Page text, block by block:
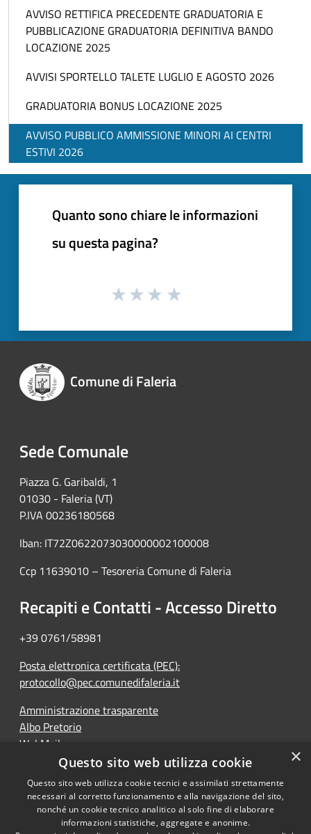
AVVISO RETTIFICA PRECEDENTE GRADUATORIA E
PUBBLICAZIONE GRADUATORIA DEFINITIVA BANDO
LOCAZIONE 2025
AVVISI SPORTELLO TALETE LUGLIO E AGOSTO 2026
GRADUATORIA BONUS LOCAZIONE 2025
AVVISO PUBBLICO AMMISSIONE MINORI AI CENTRI
ESTIVI 2026
Quanto sono chiare le informazioni
su questa pagina?
Comune di Faleria
Sede Comunale
Piazza G. Garibaldi, 1
01030 - Faleria (VT)
P.IVA 00236180568
Iban: IT72Z0622073030000002100008
Ccp 11639010 – Tesoreria Comune di Faleria
Recapiti e Contatti - Accesso Diretto
+39 0761/58981
Posta elettronica certificata (PEC):
protocollo@pec.comunedifaleria.it
Amministrazione trasparente
Albo Pretorio
WebMail
Dichiarazione di accessibilità
Copyright © 2026 • Comune di
×
Questo sito web utilizza cookie
Questo sito web utilizza cookie tecnici e assimilati strettamente
necessari al corretto funzionamento e alla navigazione del sito,
nonché un cookie tecnico analitico al solo fine di elaborare
informazioni statistiche, aggregate e anonime.